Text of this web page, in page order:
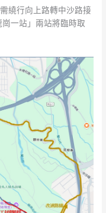
繞行向上路轉中沙路接
一站」兩站將臨時取